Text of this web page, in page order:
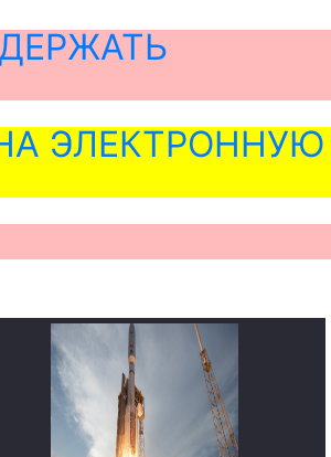
ЭЛЕКТРОННУЮ